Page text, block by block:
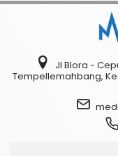
Jl Blora -
Tempellemahbang,